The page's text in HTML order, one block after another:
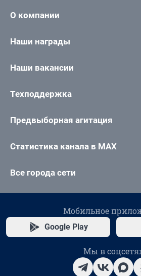
О компании
Наши награды
Наши вакансии
Техподдержка
Предвыборная агитация
Статистика канала в MAX
Все города сети
Мобильное
Google Play
Мы в